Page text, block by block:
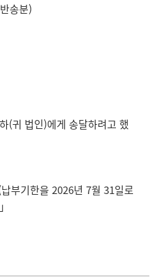
송분)
(귀 법인)에게 송달하려고 했
부기한을 2026년 7월 31일로